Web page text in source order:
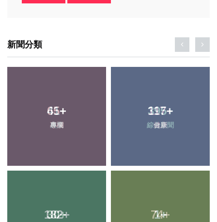
新聞分類
65+
專欄
117+
健康
182+ 1+
41+
農業
395+
綜合新聞
30+ 74+